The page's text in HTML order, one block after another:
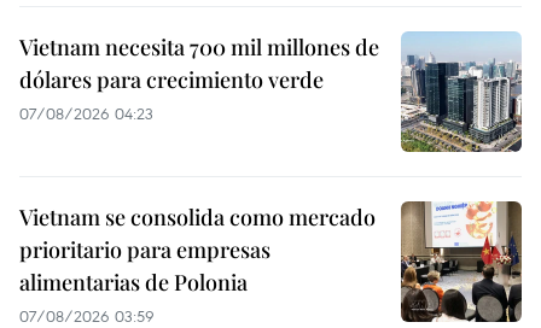
Vietnam necesita 700 mil millones de
dólares para crecimiento verde
07/08/2026 04:23
Vietnam se consolida como mercado
prioritario para empresas
alimentarias de Polonia
07/08/2026 03:59